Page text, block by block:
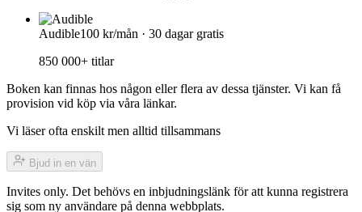
Audible100 kr/mån · 30 dagar gratis
850 000+ titlar
Boken kan finnas hos någon eller flera av dessa tjänster. Vi kan få
provision vid köp via våra länkar.
Vi läser ofta enskilt men alltid tillsammans
Bjud in en vän
Invites only. Det behövs en inbjudningslänk för att kunna registrera
sig som ny användare på denna webbplats.